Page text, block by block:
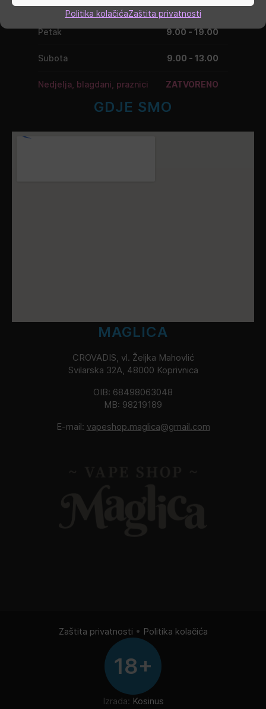
Politika kolačićaZaštita privatnosti
Četvrtak 9.00 - 16.00
Petak 9.00 - 19.00
Subota 9.00 - 13.00
Nedjelja, blagdani, praznici ZATVORENO
GDJE SMO
MAGLICA
CROVADIS, vl. Željka Mahovlić
Svilarska 32A, 48000 Koprivnica
OIB: 68498063048
MB: 98219189
E-mail: vapeshop.maglica@gmail.com
Zaštita privatnosti • Politika kolačića
18+
Izrada: Kosinus